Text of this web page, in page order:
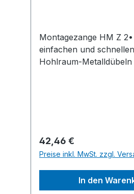
Montagezange HM Z
einfachen und
Hohlraum-Metalldübeln • Geeignet
Regulärer Preis:
42,46 €
Preise inkl. MwSt. zzgl.
In den